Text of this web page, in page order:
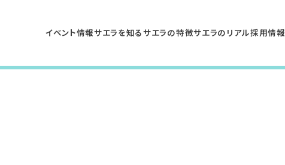
イベント情報サエラを知るサエラの特徴サエラのリアル採用情報